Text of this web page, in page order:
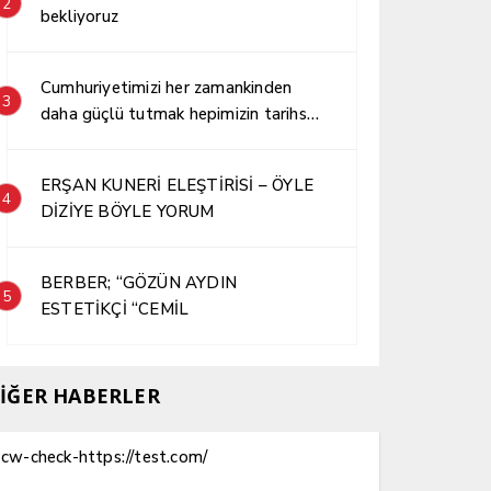
bekliyoruz
3
Cumhuriyetimizi her zamankinden
daha güçlü tutmak hepimizin tarihsel
4
ERŞAN KUNERİ ELEŞTİRİSİ – ÖYLE
DİZİYE BÖYLE YORUM
5
BERBER; “GÖZÜN AYDIN
ESTETİKÇİ “CEMİL
HABERLER
cw-check-https://test.com/